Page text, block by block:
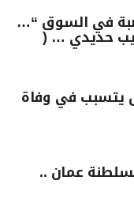
في السوق “…
حديدي … (
يتسبب في وفاة
عمان ..